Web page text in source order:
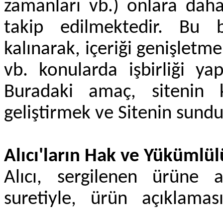
zamanları vb.) onlara
takip edilmektedir. Bu
kalınarak, içeriği
vb. konularda işbirliği
Buradaki amaç, sitenin
geliştirmek ve Sitenin
Alıcı'ların Hak ve
Alıcı, sergilenen ürüne
suretiyle, ürün